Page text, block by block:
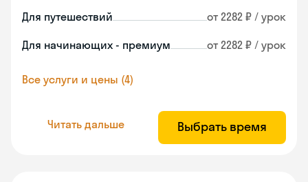
Для путешествий от 2282 ₽ / урок
Для начинающих - премиум от 2282 ₽ / урок
Все услуги и цены (4)
Читать дальше Выбрать время